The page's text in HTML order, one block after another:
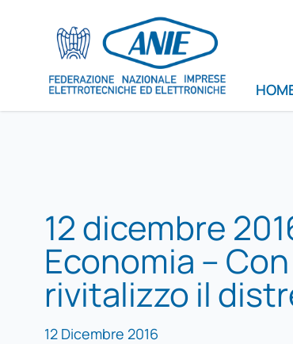
12 dicembre
Economia –
rivitalizzo il
12 Dicembre 2016